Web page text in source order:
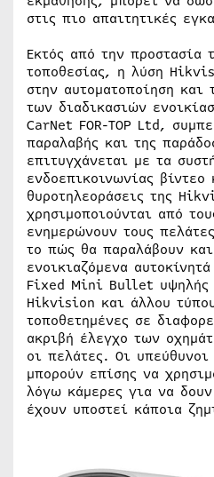
στις πιο απαιτητικές
Εκτός από την προστασία
τοποθεσίας, η λύση
στην αυτοματοποίηση και
των διαδικασιών
CarNet FOR-TOP Ltd,
παραλαβής και της
επιτυγχάνεται με τα
ενδοεπικοινωνίας βίντεο
θυροτηλεοράσεις της
χρησιμοποιούνται από
ενημερώνουν τους
το πώς θα παραλάβουν
ενοικιαζόμενα
Fixed Mini Bullet υψηλής
Hikvision και άλλου
τοποθετημένες σε
ακριβή έλεγχο των
οι πελάτες. Οι
μπορούν επίσης να
λόγω κάμερες για να
έχουν υποστεί κάποια